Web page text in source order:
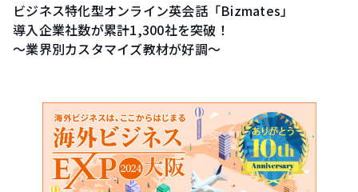
ビジネス特化型オンライン英会話「Bizmates」
導入企業社数が累計1,300社を突破！
〜業界別カスタマイズ教材が好調〜